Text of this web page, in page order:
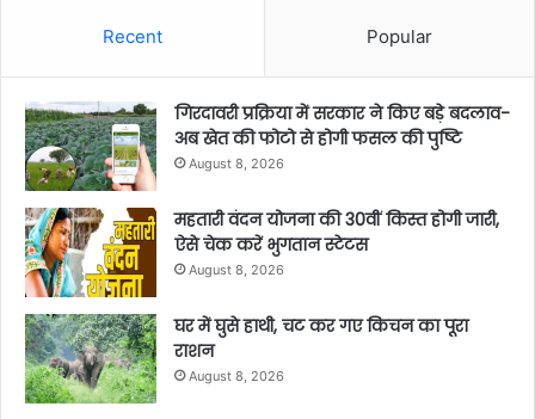
Recent Popular
गिरदावरी प्रक्रिया में सरकार ने किए बड़े बदलाव-
अब खेत की फोटो से होगी फसल की पुष्टि
August 8, 2026
महतारी वंदन योजना की 30वीं किस्त होगी जारी,
ऐसे चेक करें भुगतान स्टेटस
August 8, 2026
घर में घुसे हाथी, चट कर गए किचन का पूरा
राशन
August 8, 2026